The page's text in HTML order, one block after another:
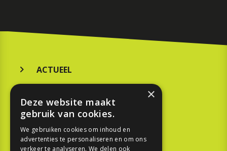
ACTUEEL
KOOPGIDS
TESTEN
×
Deze website maakt
gebruik van cookies.
We gebruiken cookies om inhoud en
advertenties te personaliseren en om ons
verkeer te analyseren. We delen ook